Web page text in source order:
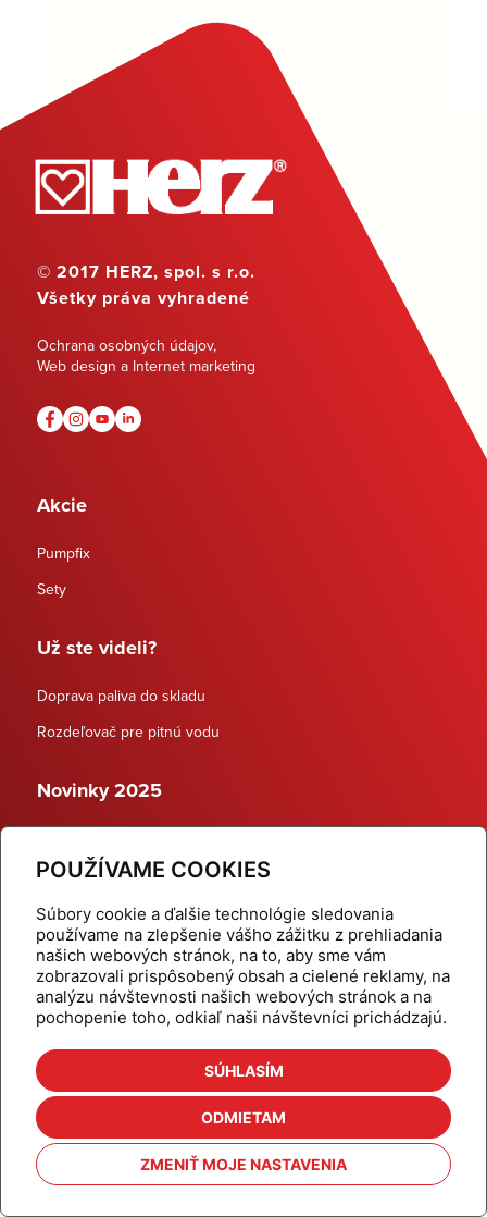
POUŽÍVAME COOKIES
Súbory cookie a ďalšie technológie sledovania
používame na zlepšenie vášho zážitku z prehliadania
našich webových stránok, na to, aby sme vám
zobrazovali prispôsobený obsah a cielené reklamy, na
analýzu návštevnosti našich webových stránok a na
pochopenie toho, odkiaľ naši návštevníci prichádzajú.
SÚHLASÍM
ODMIETAM
ZMENIŤ MOJE NASTAVENIA
© 2017 HERZ, spol. s r.o.
Všetky práva vyhradené
Ochrana osobných údajov,
Web design a Internet marketing
Akcie
Pumpfix
Sety
Už ste videli?
Doprava paliva do skladu
Rozdeľovač pre pitnú vodu
Novinky 2025
Dynamické termostatické ventily
Domov
Produkty
Aktuality
Odber šikovné tipy
Kalkulačky
Cenníky
Na stiahnutie
Referencie
Kontakt
Nastavenie cookies